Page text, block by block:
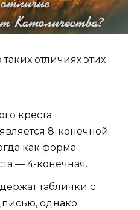
отличиях этих
креста
8-конечной
как форма
— 4-конечная.
таблички с
однако